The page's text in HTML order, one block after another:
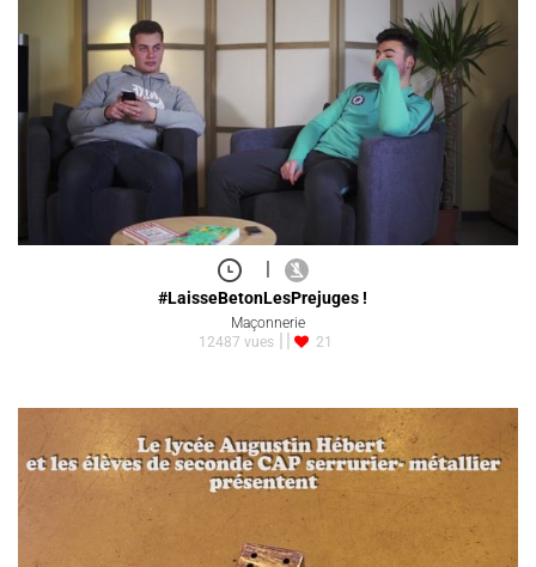
|
#LaisseBetonLesPrejuges !
Maçonnerie
12487 vues
21